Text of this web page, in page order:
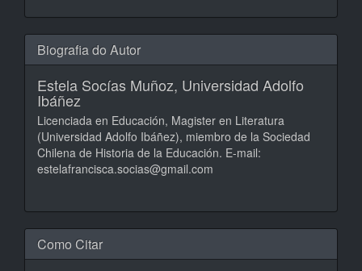
Biografia do Autor
Estela Socías Muñoz, Universidad Adolfo
Ibáñez
Licenciada en Educación, Magister en Literatura
(Universidad Adolfo Ibáñez), miembro de la Sociedad
Chilena de Historia de la Educación. E-mail:
estelafrancisca.socias@gmail.com
Como Citar